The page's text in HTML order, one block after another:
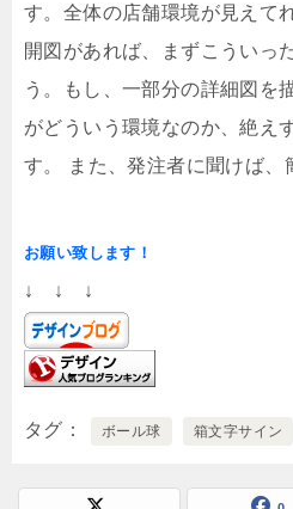
す。全体の店舗環境が見えて
開図があれば、まずこういっ
う。もし、一部分の詳細図を
がどういう環境なのか、絶え
す。 また、発注者に聞けば、
お願い致します！
↓ ↓ ↓
タグ ボール球 箱文字サイン